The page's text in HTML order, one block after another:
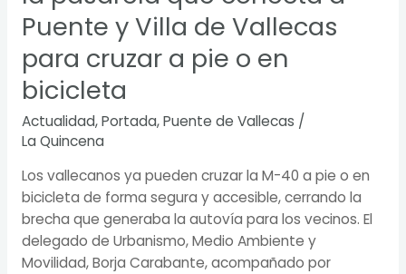
Puente y Villa de Vallecas
para cruzar a pie o en
bicicleta
Actualidad,Portada,Puente de Vallecas /
La Quincena
Los vallecanos ya pueden cruzar la M-40 a pie o en
bicicleta de forma segura y accesible, cerrando la
brecha que generaba la autovía para los vecinos. El
delegado de Urbanismo, Medio Ambiente y
Movilidad, Borja Carabante, acompañado por
bicicleta